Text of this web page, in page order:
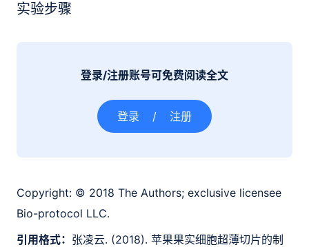
实验步骤
登录/注册账号可免费阅读全文
登录 / 注册
Copyright: © 2018 The Authors; exclusive licensee
Bio-protocol LLC.
引用格式： 张凌云. (2018). 苹果果实细胞超薄切片的制